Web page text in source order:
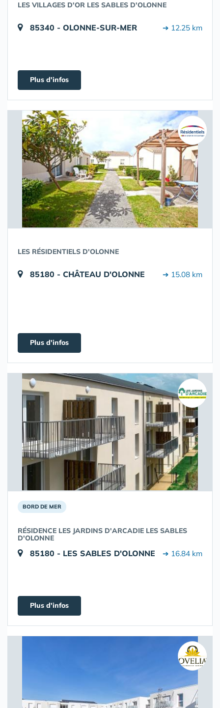
LES VILLAGES D'OR LES SABLES D'OLONNE
85340 - OLONNE-SUR-MER ➔ 12.25 km
Plus d'infos
LES RÉSIDENTIELS D'OLONNE
85180 - CHÂTEAU D'OLONNE ➔ 15.08 km
Plus d'infos
BORD DE MER
RÉSIDENCE LES JARDINS D'ARCADIE LES SABLES
D'OLONNE
85180 - LES SABLES D'OLONNE ➔ 16.84 km
Plus d'infos